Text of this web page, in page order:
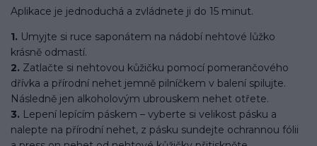
Aplikace je jednoduchá a zvládnete ji do 15 minut.
1. Umyjte si ruce saponátem na nádobí nehtové lůžko
krásně odmastí.
2. Zatlačte si nehtovou kůžičku pomocí pomerančového
dřívka a přírodní nehet jemně pilníčkem v balení spilujte.
Následně jen alkoholovým ubrouskem nehet otřete.
3. Lepení lepícím páskem – vyberte si velikost pásku a
nalepte na přírodní nehet, z pásku sundejte ochrannou fólii